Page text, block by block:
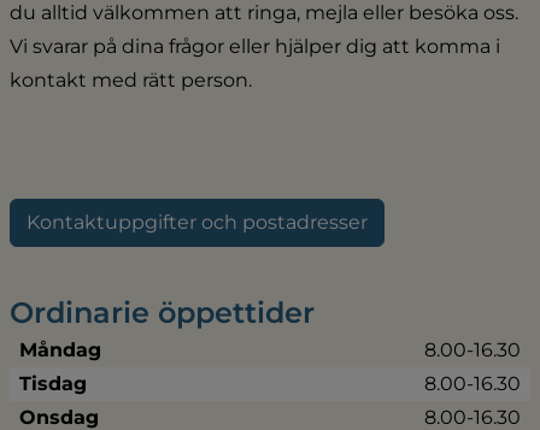
du alltid välkommen att ringa, mejla eller besöka oss.
Vi svarar på dina frågor eller hjälper dig att komma i
kontakt med rätt person.
Kontaktuppgifter och postadresser
Ordinarie öppettider
Måndag
8.00-16.30
Tisdag
8.00-16.30
Onsdag
8.00-16.30